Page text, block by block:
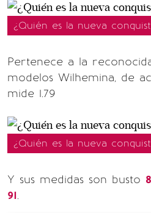
¿Quién es la nueva
Pertenece a la
modelos Wilhemina, de
mide 1.79
¿Quién es la nueva
Y sus medidas son busto
91.